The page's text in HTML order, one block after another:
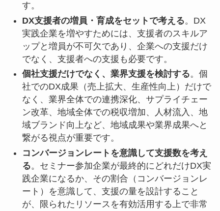
す。
DX支援者の増員・育成をセットで考える。DX
実践企業を増やすためには、支援者のスキルア
ップと増員が不可欠であり、企業への支援だけ
でなく、支援者への支援も必要です。
個社支援だけでなく、業界支援を検討する。個
社でのDX成果（売上拡大、生産性向上）だけで
なく、業界全体での連携深化、サプライチェー
ン改革、地域全体での税収増加、人材流入、地
域ブランド向上など、地域成果や業界成果へと
繋がる視点が重要です。
コンバージョンレートを意識して支援数を考え
る。セミナー参加企業が最終的にどれだけDX実
践企業になるか、その割合（コンバージョンレ
ート）を意識して、支援の量を設計すること
が、限られたリソースを有効活用する上で非常